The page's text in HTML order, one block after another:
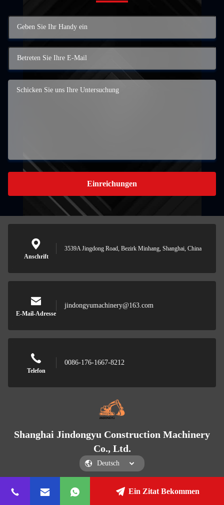
Einreichungen
Anschrift
3539A Jingdong Road, Bezirk Minhang, Shanghai, China
E-Mail-Adresse
jindongyumachinery@163.com
Telefon
0086-176-1667-8212
Shanghai Jindongyu Construction Machinery
Co., Ltd.
Shanghai Jindongyu Construction Machinery Co., Ltd.
Ein Zitat Bekommen